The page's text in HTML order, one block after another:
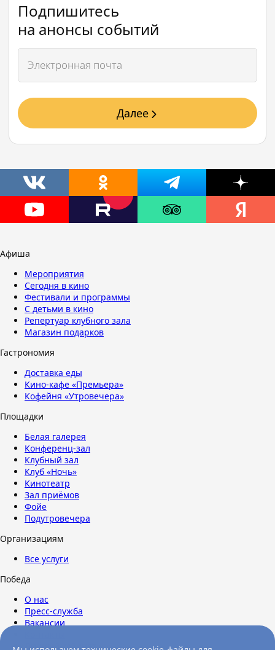
Подпишитесь
на анонсы событий
Далее
Афиша
Мероприятия
Сегодня в кино
Фестивали и программы
С детьми в кино
Репертуар клубного зала
Магазин подарков
Гастрономия
Доставка еды
Кино-кафе «Премьера»
Кофейня «Утровечера»
Площадки
Белая галерея
Конференц-зал
Клубный зал
Клуб «Ночь»
Кинотеатр
Зал приёмов
Фойе
Подутровечера
Организациям
Все услуги
Победа
О нас
Пресс-служба
Вакансии
Личный кабинет